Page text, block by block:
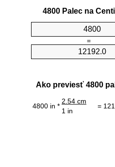
4800 Palec na
=
Ako previesť 4800
4800 in *
2.54 cm
=
1 in